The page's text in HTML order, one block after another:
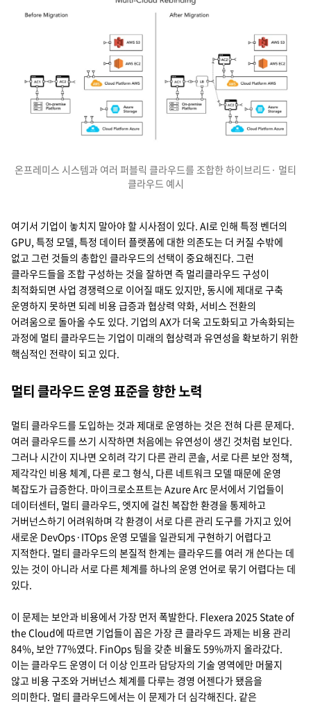
온프레미스 시스템과 여러 퍼블릭 클라우드를 조합한 하이브리드· 멀티
클라우드 예시
여기서 기업이 놓치지 말아야 할 시사점이 있다. AI로 인해 특정 벤더의
GPU, 특정 모델, 특정 데이터 플랫폼에 대한 의존도는 더 커질 수밖에
없고 그런 것들의 총합인 클라우드의 선택이 중요해진다. 그런
클라우드들을 조합 구성하는 것을 잘하면 즉 멀리클라우드 구성이
최적화되면 사업 경쟁력으로 이어질 때도 있지만, 동시에 제대로 구축
운영하지 못하면 되레 비용 급증과 협상력 약화, 서비스 전환의
어려움으로 돌아올 수도 있다. 기업의 AX가 더욱 고도화되고 가속화되는
과정에 멀티 클라우드는 기업이 미래의 협상력과 유연성을 확보하기 위한
핵심적인 전략이 되고 있다.
멀티 클라우드 운영 표준을 향한 노력
멀티 클라우드를 도입하는 것과 제대로 운영하는 것은 전혀 다른 문제다.
여러 클라우드를 쓰기 시작하면 처음에는 유연성이 생긴 것처럼 보인다.
그러나 시간이 지나면 오히려 각기 다른 관리 콘솔, 서로 다른 보안 정책,
제각각인 비용 체계, 다른 로그 형식, 다른 네트워크 모델 때문에 운영
복잡도가 급증한다. 마이크로소프트는 Azure Arc 문서에서 기업들이
데이터센터, 멀티 클라우드, 엣지에 걸친 복잡한 환경을 통제하고
거버넌스하기 어려워하며 각 환경이 서로 다른 관리 도구를 가지고 있어
새로운 DevOps·ITOps 운영 모델을 일관되게 구현하기 어렵다고
지적한다. 멀티 클라우드의 본질적 한계는 클라우드를 여러 개 쓴다는 데
있는 것이 아니라 서로 다른 체계를 하나의 운영 언어로 묶기 어렵다는 데
있다.
이 문제는 보안과 비용에서 가장 먼저 폭발한다. Flexera 2025 State of
the Cloud에 따르면 기업들이 꼽은 가장 큰 클라우드 과제는 비용 관리
84%, 보안 77%였다. FinOps 팀을 갖춘 비율도 59%까지 올라갔다.
이는 클라우드 운영이 더 이상 인프라 담당자의 기술 영역에만 머물지
않고 비용 구조와 거버넌스 체계를 다루는 경영 어젠다가 됐음을
의미한다. 멀티 클라우드에서는 이 문제가 더 심각해진다. 같은